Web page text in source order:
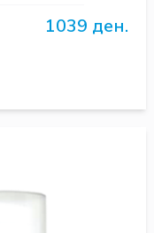
1039 ден.